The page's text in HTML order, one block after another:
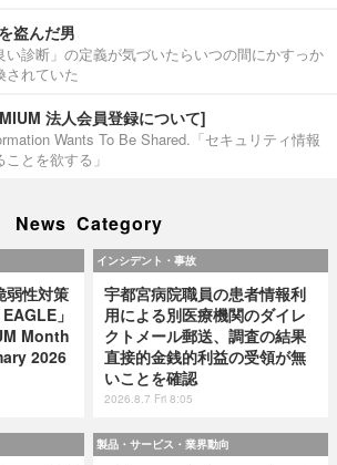
盗んだ男
い診断」の定義が気づいたらいつの間にかすっか
されていた
法人会員登録について]
Wants To Be Shared.「セキュリティ情報
とを欲する」
News Category
弱性対策
」
Month
2026
インシデント・事故
宇都宮病院職員の患者情報利
用による別医療機関のダイレ
クトメール郵送、調査の結果
直接的金銭的利益の受領が無
いことを確認
2026.8.7 Fri 8:05
製品・サービス・業界動向